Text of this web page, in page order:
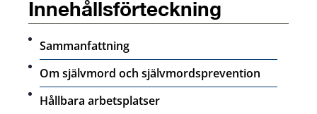
Innehållsförteckning
Sammanfattning
Om självmord och självmordsprevention
Hållbara arbetsplatser